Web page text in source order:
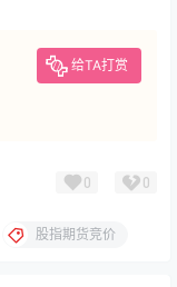
给TA打赏
0 0
股指期货竞价